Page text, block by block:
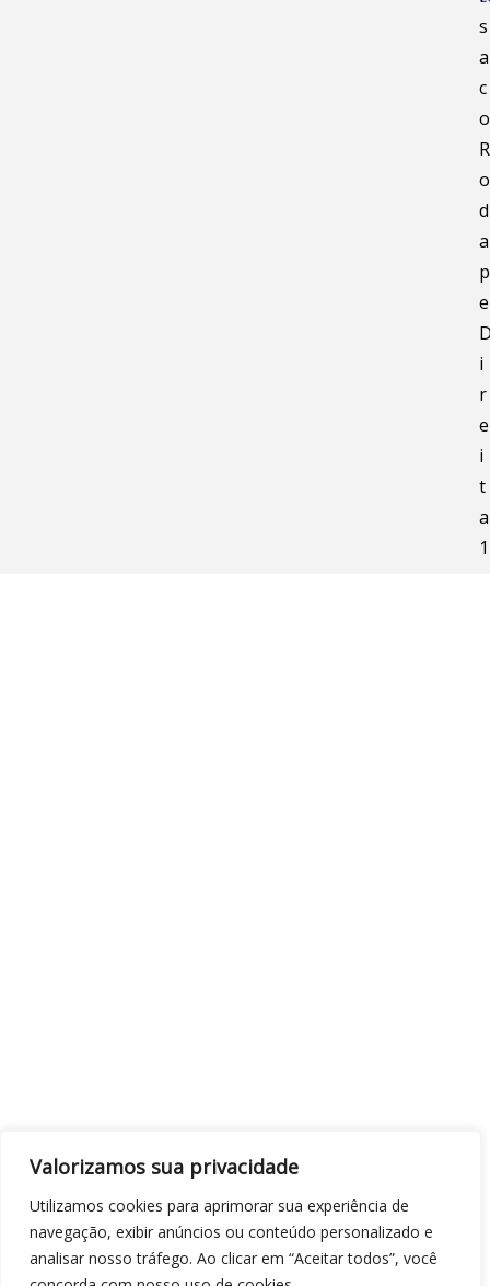
Valorizamos sua privacidade
Utilizamos cookies para aprimorar sua experiência de
navegação, exibir anúncios ou conteúdo personalizado e
analisar nosso tráfego. Ao clicar em “Aceitar todos”, você